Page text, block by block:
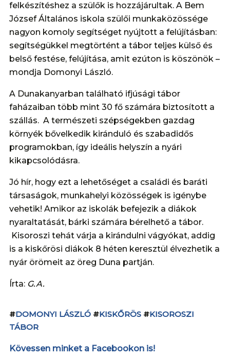
felkészítéshez a szülők is hozzájárultak. A Bem
József Általános iskola szülői munkaközössége
nagyon komoly segítséget nyújtott a felújításban:
segítségükkel megtörtént a tábor teljes külső és
belső festése, felújítása, amit ezúton is köszönök –
mondja Domonyi László.
A Dunakanyarban található ifjúsági tábor
faházaiban több mint 30 fő számára biztosított a
szállás. A természeti szépségekben gazdag
környék bővelkedik kiránduló és szabadidős
programokban, így ideális helyszín a nyári
kikapcsolódásra.
Jó hír, hogy ezt a lehetőséget a családi és baráti
társaságok, munkahelyi közösségek is igénybe
vehetik! Amikor az iskolák befejezik a diákok
nyaraltatását, bárki számára bérelhető a tábor.
Kisoroszi tehát várja a kirándulni vágyókat, addig
is a kiskőrösi diákok 8 héten keresztül élvezhetik a
nyár örömeit az öreg Duna partján.
Írta: G.A.
#DOMONYI LÁSZLÓ #KISKŐRÖS #KISOROSZI
TÁBOR
Kövessen minket a Facebookon is!